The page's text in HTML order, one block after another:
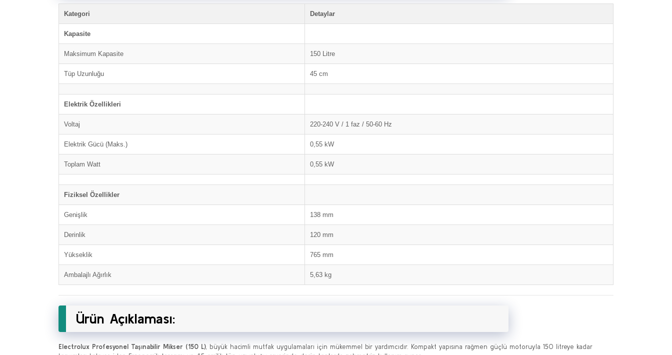
Kategori Detaylar
Kapasite
Maksimum Kapasite 150 Litre
Tüp Uzunluğu 45 cm
Elektrik Özellikleri
Voltaj 220-240 V / 1 faz / 50-60 Hz
Elektrik Gücü (Maks.) 0,55 kW
Toplam Watt 0,55 kW
Fiziksel Özellikler
Genişlik 138 mm
Derinlik 120 mm
Yükseklik 765 mm
Ambalajlı Ağırlık 5,63 kg
Ürün Açıklaması:
Electrolux Profesyonel Taşınabilir Mikser (150 L), büyük hacimli mutfak uygulamaları için mükemmel bir yardımcıdır. Kompakt yapısına rağmen güçlü motoruyla 150 litreye kadar